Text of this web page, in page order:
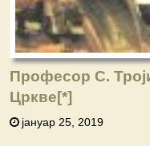
Професор С.
Цркве[*]
јануар 25, 2019